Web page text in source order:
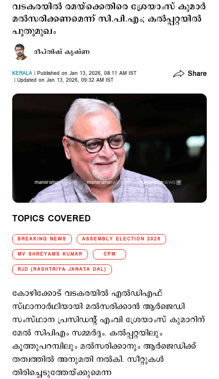
വടകരയില്‍ രമയ്ക്കെതിരെ ശ്രേയാംസ് കുമാര്‍
മല്‍സരിക്കണമെന്ന് സി.പി.എം; കല്‍പ്പറ്റയില്‍
പുതുമുഖം
ദീപ്തിഷ് കൃഷ്ണ
KERALA
Published on Jan 13, 2026, 08:11 AM IST
Updated on Jan 13, 2026, 09:32 AM IST
Share
TOPICS COVERED
BREAKING NEWS ASSEMBLY ELECTION 2026
MV SHREYAMS KUMAR CPM
RJD (RASHTRIYA JANATA DAL)
കോഴിക്കോട് വടകരയില്‍ എല്‍ഡിഎഫ്
സ്ഥാനാര്‍ഥിയായി മല്‍സരിക്കാന്‍ ആര്‍ജെഡി
സംസ്ഥാന പ്രസിഡന്‍റ് എംവി ശ്രേയാംസ് കുമാറിന്
മേല്‍ സിപിഎം സമ്മര്‍ദ്ദം. കല്‍പ്പറ്റയിലും
കൂത്തുപറമ്പിലും മല്‍സരിക്കാനും ആര്‍ജെഡിക്ക്
തത്വത്തില്‍ അനുമതി നല്‍കി. സീറ്റുകള്‍
തിരിച്ചെടുത്തേയ്ക്കുമെന്ന